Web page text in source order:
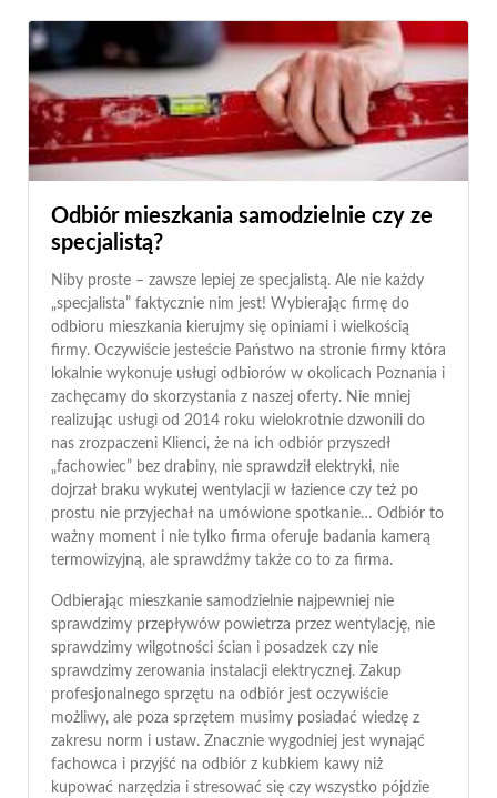
Odbiór mieszkania samodzielnie czy ze
specjalistą?
Niby proste – zawsze lepiej ze specjalistą. Ale nie każdy
„specjalista” faktycznie nim jest! Wybierając firmę do
odbioru mieszkania kierujmy się opiniami i wielkością
firmy. Oczywiście jesteście Państwo na stronie firmy która
lokalnie wykonuje usługi odbiorów w okolicach Poznania i
zachęcamy do skorzystania z naszej oferty. Nie mniej
realizując usługi od 2014 roku wielokrotnie dzwonili do
nas zrozpaczeni Klienci, że na ich odbiór przyszedł
„fachowiec” bez drabiny, nie sprawdził elektryki, nie
dojrzał braku wykutej wentylacji w łazience czy też po
prostu nie przyjechał na umówione spotkanie… Odbiór to
ważny moment i nie tylko firma oferuje badania kamerą
termowizyjną, ale sprawdźmy także co to za firma.
Odbierając mieszkanie samodzielnie najpewniej nie
sprawdzimy przepływów powietrza przez wentylację, nie
sprawdzimy wilgotności ścian i posadzek czy nie
sprawdzimy zerowania instalacji elektrycznej. Zakup
profesjonalnego sprzętu na odbiór jest oczywiście
możliwy, ale poza sprzętem musimy posiadać wiedzę z
zakresu norm i ustaw. Znacznie wygodniej jest wynająć
fachowca i przyjść na odbiór z kubkiem kawy niż
kupować narzędzia i stresować się czy wszystko pójdzie